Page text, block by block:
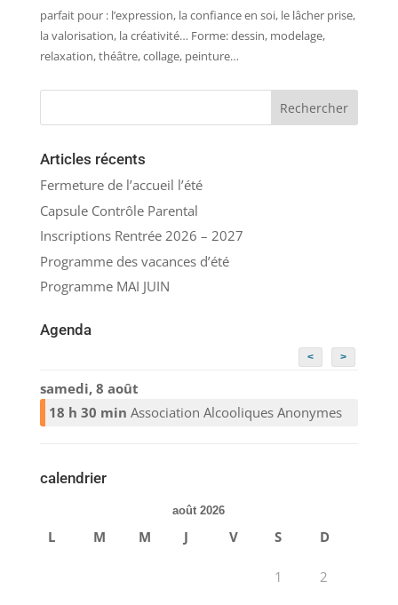
parfait pour : l’expression, la confiance en soi, le lâcher prise,
la valorisation, la créativité… Forme: dessin, modelage,
relaxation, théâtre, collage, peinture…
Articles récents
Fermeture de l’accueil l’été
Capsule Contrôle Parental
Inscriptions Rentrée 2026 – 2027
Programme des vacances d’été
Programme MAI JUIN
Agenda
< >
samedi, 8 août
18 h 30 min Association Alcooliques Anonymes
calendrier
août 2026
L M M J V S D
1 2